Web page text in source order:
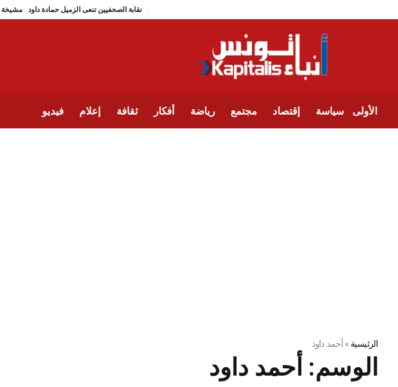
نقابة الصحفيين تنعى الزميل حمادة داود
الأولى سياسة إقتصاد مجتمع رياضة أفكار ثقافة إعلام فيديو
الرئيسية »أحمد داود
الوسم:أحمد داود